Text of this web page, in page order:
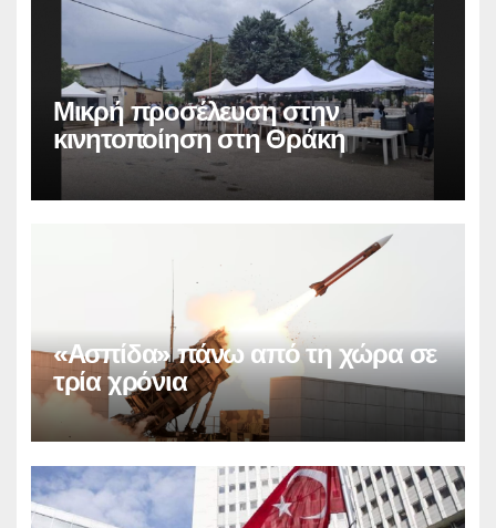
Μικρή προσέλευση στην
κινητοποίηση στη Θράκη
«Ασπίδα» πάνω από τη χώρα σε
τρία χρόνια